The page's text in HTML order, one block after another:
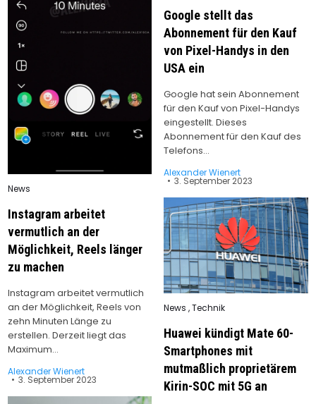
Google stellt das
Abonnement für den Kauf
von Pixel-Handys in den
USA ein
Google hat sein Abonnement
für den Kauf von Pixel-Handys
eingestellt. Dieses
Abonnement für den Kauf des
Telefons…
Alexander Wienert
3. September 2023
Posted
News
Instagram arbeitet
vermutlich an der
Möglichkeit, Reels länger
zu machen
Instagram arbeitet vermutlich
an der Möglichkeit, Reels von
zehn Minuten Länge zu
erstellen. Derzeit liegt das
Maximum…
Alexander Wienert
3. September 2023
Posted
News ,Technik
Huawei kündigt Mate 60-
Smartphones mit
mutmaßlich proprietärem
Kirin-SOC mit 5G an